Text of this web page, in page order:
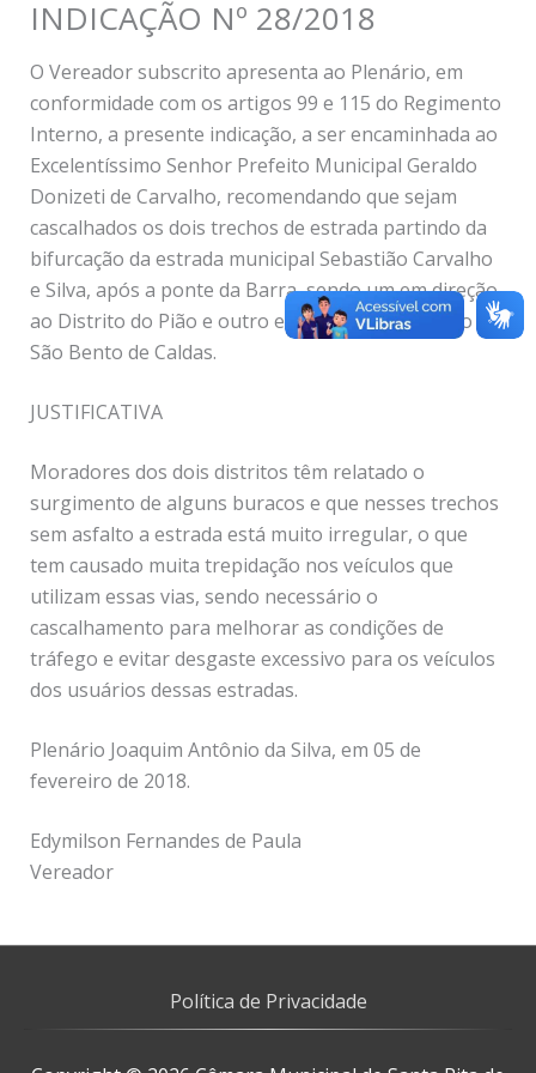
INDICAÇÃO Nº 28/2018
O Vereador subscrito apresenta ao Plenário, em
conformidade com os artigos 99 e 115 do Regimento
Interno, a presente indicação, a ser encaminhada ao
Excelentíssimo Senhor Prefeito Municipal Geraldo
Donizeti de Carvalho, recomendando que sejam
cascalhados os dois trechos de estrada partindo da
bifurcação da estrada municipal Sebastião Carvalho
e Silva, após a ponte da Barra, sendo um em direção
ao Distrito do Pião e outro em direção ao Distrito de
São Bento de Caldas.
JUSTIFICATIVA
Moradores dos dois distritos têm relatado o
surgimento de alguns buracos e que nesses trechos
sem asfalto a estrada está muito irregular, o que
tem causado muita trepidação nos veículos que
utilizam essas vias, sendo necessário o
cascalhamento para melhorar as condições de
tráfego e evitar desgaste excessivo para os veículos
dos usuários dessas estradas.
Plenário Joaquim Antônio da Silva, em 05 de
fevereiro de 2018.
Edymilson Fernandes de Paula
Vereador
Política de Privacidade